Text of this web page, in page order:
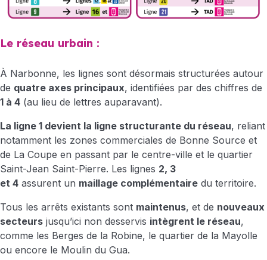
Le réseau urbain :
À Narbonne, les lignes sont désormais structurées autour
de quatre axes principaux, identifiées par des chiffres de
1 à 4 (au lieu de lettres auparavant).
La ligne 1 devient la ligne structurante du réseau, reliant
notamment les zones commerciales de Bonne Source et
de La Coupe en passant par le centre-ville et le quartier
Saint-Jean Saint-Pierre. Les lignes 2, 3
et 4 assurent un maillage complémentaire du territoire.
Tous les arrêts existants sont maintenus, et de nouveaux
secteurs jusqu’ici non desservis intègrent le réseau,
comme les Berges de la Robine, le quartier de la Mayolle
ou encore le Moulin du Gua.